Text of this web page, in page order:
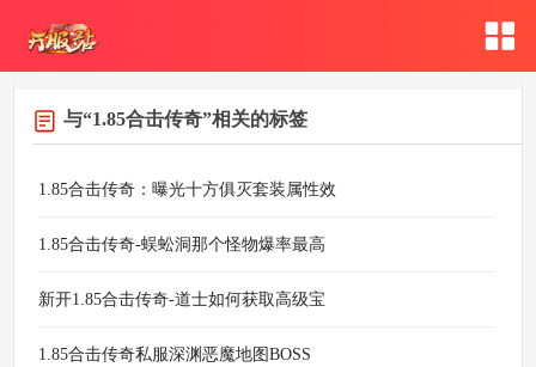
与“1.85合击传奇”相关的标签
1.85合击传奇：曝光十方俱灭套装属性效
1.85合击传奇-蜈蚣洞那个怪物爆率最高
新开1.85合击传奇-道士如何获取高级宝
1.85合击传奇私服深渊恶魔地图BOSS